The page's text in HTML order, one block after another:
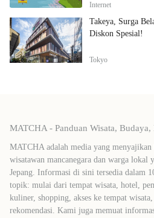
Internet
Takeya, Surga
Diskon Spesial!
Tokyo
MATCHA - Panduan Wisata, Budaya,
MATCHA adalah media yang
wisatawan mancanegara dan warga lokal
Jepang. Informasi di sini tersedia dalam
topik: mulai dari tempat wisata, hotel,
kuliner, shopping, akses ke tempat
rekomendasi. Kami juga memuat